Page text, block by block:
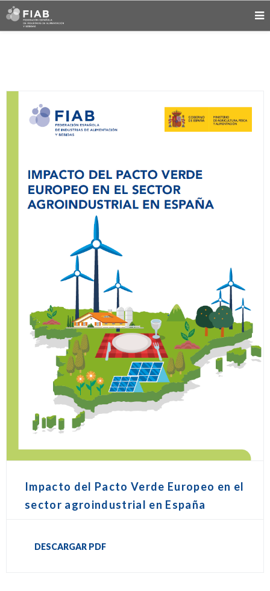
Impacto del Pacto Verde Europeo en el
sector agroindustrial en España
DESCARGAR PDF